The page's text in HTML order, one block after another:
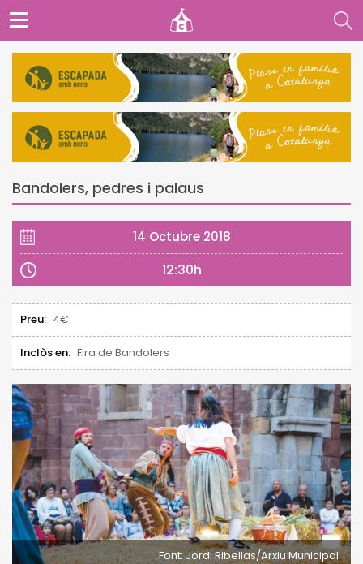
Bandolers, pedres i palaus
14 Octubre 2018
12:30h
Preu: 4€
Inclòs en: Fira de Bandolers
Font: Jordi Ribellas/Arxiu Municipal